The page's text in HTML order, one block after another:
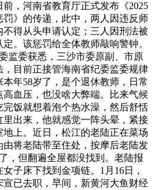
前，河南省教育厅正式发布《2025
》的传递，此中，两人因违反师
得从头申请认定；三人因刑法被
。该惩罚给全体教师敲响警钟。
监委获悉，三沙市委原副、市原
目前正接管海南省纪委监委规律
年58岁了，是个退休教师，日常
血压，也没啥大弊端。比来气候
饭就想着泡个热水澡，然后舒恬
出来，他就感觉一阵头晕，紧接
上。近日，松江的老陆正在菜场
将老陆带至住处，按摩后老陆发
，但翻遍全屋都没找到。老陆报
子床下找到金项链。1月16日，
已去职，早间，新黄河大鱼财经